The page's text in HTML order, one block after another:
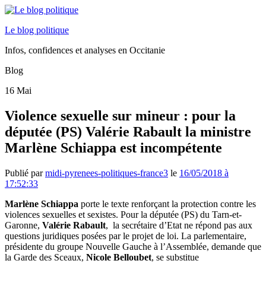
Le blog politique
Infos, confidences et analyses en Occitanie
Blog
16 Mai
Violence sexuelle sur mineur : pour la
députée (PS) Valérie Rabault la ministre
Marlène Schiappa est incompétente
Publié parmidi-pyrenees-politiques-france3 le 16/05/2018 à
17:52:33
Marlène Schiappa porte le texte renforçant la protection contre les
violences sexuelles et sexistes. Pour la députée (PS) du Tarn-et-
Garonne, Valérie Rabault, la secrétaire d’Etat ne répond pas aux
questions juridiques posées par le projet de loi. La parlementaire,
présidente du groupe Nouvelle Gauche à l’Assemblée, demande que
la Garde des Sceaux, Nicole Belloubet, se substitue